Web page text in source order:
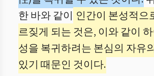
한 바와 같이 인간이 본성적으
르짖게 되는 것은, 이와 같이
성을 복귀하려는 본심의 자유
있기 때문인 것이다.